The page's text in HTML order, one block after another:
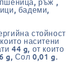
бадеми,
стойност
наситени
44 g, от които
g, Сол 0,01g.